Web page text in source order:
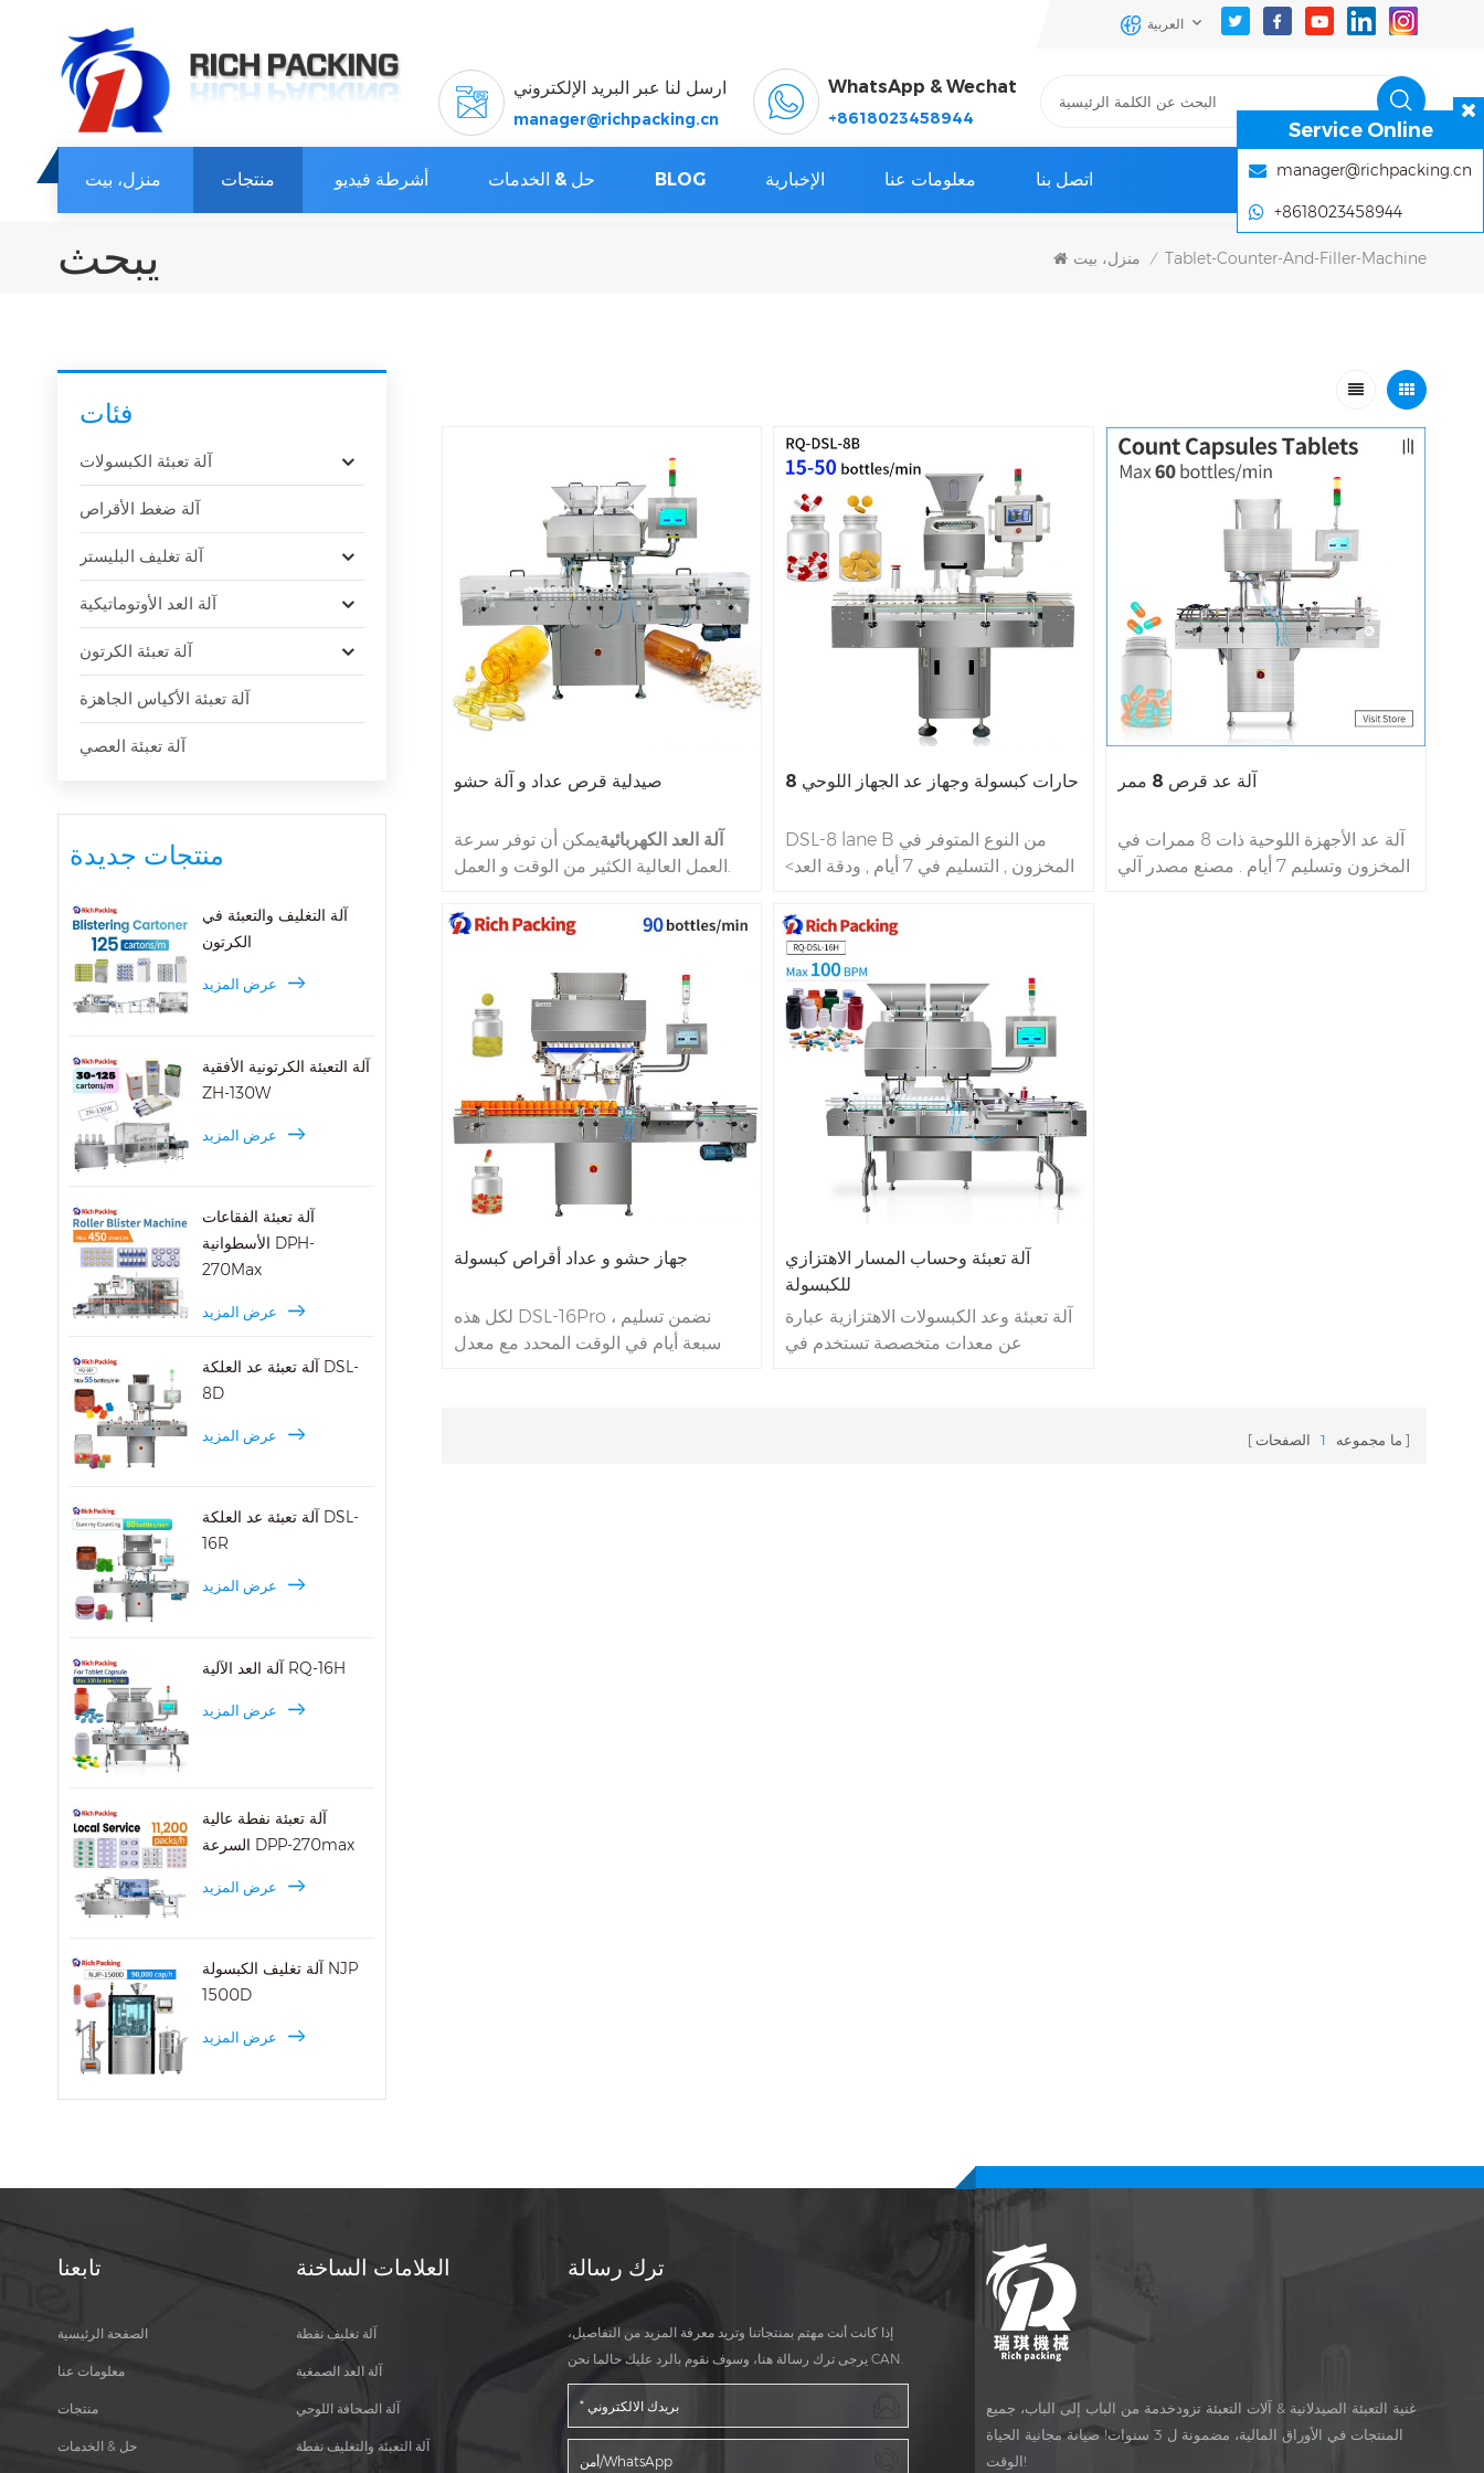
العربية
ارسل لنا عبر البريد الإلكتروني
manager@richpacking.cn
WhatsApp & Wechat
+8618023458944
منزل، بيت منتجات أشرطة فيديو حل & الخدمات BLOG الإخبارية معلومات عنا اتصل بنا
يبحث منزل، بيت / Tablet-Counter-And-Filler-Machine
فئات
آلة تعبئة الكبسولات
آلة ضغط الأقراص
آلة تغليف البليستر
آلة العد الأوتوماتيكية
آلة تعبئة الكرتون
آلة تعبئة الأكياس الجاهزة
آلة تعبئة العصي
منتجات جديدة
آلة التغليف والتعبئة في
الكرتون
عرض المزيد
آلة التعبئة الكرتونية الأفقية
ZH-130W
عرض المزيد
آلة تعبئة الفقاعات
الأسطوانية DPH-
270Max
عرض المزيد
آلة تعبئة عد العلكة DSL-
8D
عرض المزيد
آلة تعبئة عد العلكة DSL-
16R
عرض المزيد
آلة العد الآلية RQ-16H
عرض المزيد
آلة تعبئة نفطة عالية
السرعة DPP-270max
عرض المزيد
آلة تغليف الكبسولة NJP
1500D
عرض المزيد
صيدلية قرص عداد و آلة حشو
آلة العد الكهربائيةيمكن أن توفر سرعة
العمل العالية الكثير من الوقت و العمل.
تحسن بسرعة الكفاءة من خلال الجمع مع
هذا نوع من المعدات عالية السرعة
ممتازة للغاية في استبدال زجاجة بأحجام
مختلفة، بسبب هذه سرعة العمل العالية
آلة تعديل مريح ومباشر التشغيل.
8 حارات كبسولة وجهاز عد الجهاز اللوحي
DSL-8 lane B من النوع المتوفر في
المخزون , التسليم في
, ودقة العد>
عملية , مصنع قوانغدونغ الصين مباشرة!
إنتاج آلة العد العداد ل
أقراص كبسولات
حلوى صمغيةمنذ عام 1993 . آلي
تعبئة
عدادعدمصنع مصدر الماكينة . يوفر
الخدمة الميدانية المحلية من الخارج .
للبحث والتطوير , خدمات 7 * 20 ساعة
لآلة العد الأوتوماتيكية
آلة عد قرص 8 ممر
آلة عد الأجهزة اللوحية ذات 8 ممرات في
المخزون وتسليم 7 أيام .
مصنع مصدر آلي
جهاز حشو و عداد أقراص كبسولة
لكل هذه DSL-16Pro ، نضمن تسليم
سبعة أيام في الوقت المحدد مع معدل
آلة تعبئة وحساب المسار الاهتزازي
للكبسولة
آلة تعبئة وعد الكبسولات الاهتزازية عبارة
عن معدات متخصصة تستخدم في
ما مجموعه 1 الصفحات
غنية التعبئة الصيدلانية & آلات التعبئة تزودخدمة من الباب إلى الباب، جميع
المنتجات في الأوراق المالية، مضمونة ل 3 سنوات! صيانة مجانية الحياة
الوقت!
تابعنا
الصفحة الرئيسية
معلومات عنا
منتجات
حل & الخدمات
العلامات الساخنة
آلة تغليف نفطة
آلة العد الصمغية
آلة الصحافة اللوحي
آلة التعبئة والتغليف نفطة
ترك رسالة
إذا كانت أنت مهتم بمنتجاتنا وتريد معرفة المزيد من التفاصيل،
يرجى ترك رسالة هنا، وسوف نقوم بالرد عليك حالما نحن CAN.
Service Online
manager@richpacking.cn
+8618023458944